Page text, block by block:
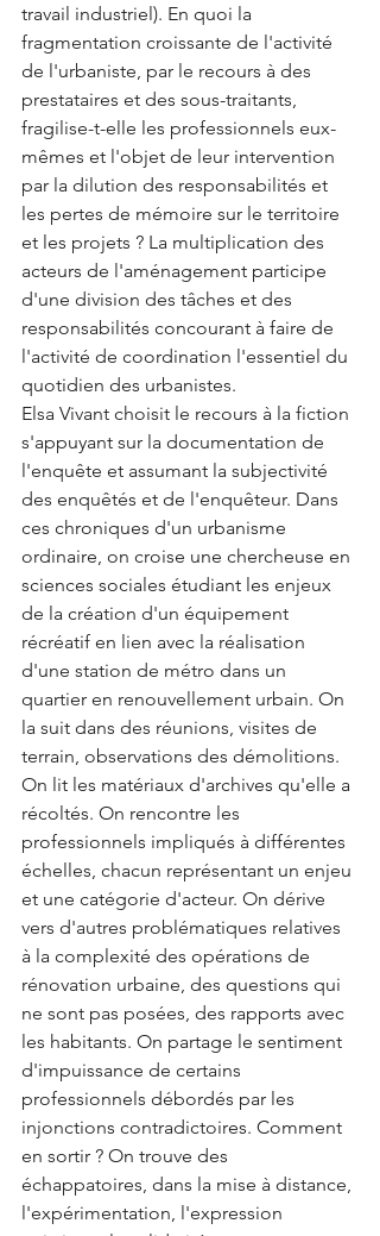
travail industriel). En quoi la
fragmentation croissante de l'activité
de l'urbaniste, par le recours à des
prestataires et des sous-traitants,
fragilise-t-elle les professionnels eux-
mêmes et l'objet de leur intervention
par la dilution des responsabilités et
les pertes de mémoire sur le territoire
et les projets ? La multiplication des
acteurs de l'aménagement participe
d'une division des tâches et des
responsabilités concourant à faire de
l'activité de coordination l'essentiel du
quotidien des urbanistes.
Elsa Vivant choisit le recours à la fiction
s'appuyant sur la documentation de
l'enquête et assumant la subjectivité
des enquêtés et de l'enquêteur. Dans
ces chroniques d'un urbanisme
ordinaire, on croise une chercheuse en
sciences sociales étudiant les enjeux
de la création d'un équipement
récréatif en lien avec la réalisation
d'une station de métro dans un
quartier en renouvellement urbain. On
la suit dans des réunions, visites de
terrain, observations des démolitions.
On lit les matériaux d'archives qu'elle a
récoltés. On rencontre les
professionnels impliqués à différentes
échelles, chacun représentant un enjeu
et une catégorie d'acteur. On dérive
vers d'autres problématiques relatives
à la complexité des opérations de
rénovation urbaine, des questions qui
ne sont pas posées, des rapports avec
les habitants. On partage le sentiment
d'impuissance de certains
professionnels débordés par les
injonctions contradictoires. Comment
en sortir ? On trouve des
échappatoires, dans la mise à distance,
l'expérimentation, l'expression